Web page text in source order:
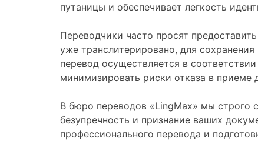
путаницы и обеспечивает легкость
Переводчики часто просят
уже транслитерировано, для
перевод осуществляется в
минимизировать риски отказа в приеме
В бюро переводов «LingMax» мы строго
безупречность и признание ваших
профессионального перевода и